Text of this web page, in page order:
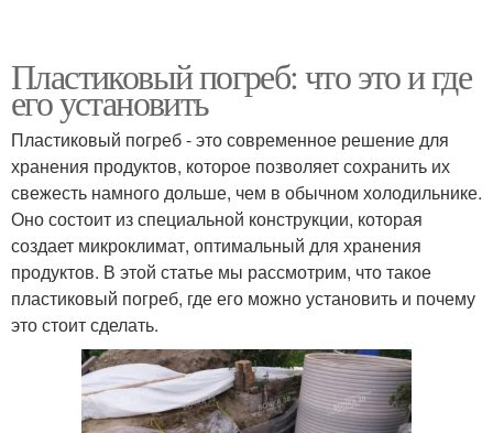
Пластиковый погреб: что это и где
его установить
Пластиковый погреб - это современное решение для
хранения продуктов, которое позволяет сохранить их
свежесть намного дольше, чем в обычном холодильнике.
Оно состоит из специальной конструкции, которая
создает микроклимат, оптимальный для хранения
продуктов. В этой статье мы рассмотрим, что такое
пластиковый погреб, где его можно установить и почему
это стоит сделать.